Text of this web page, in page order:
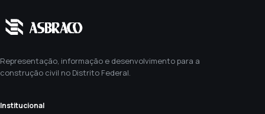
Representação, informação e desenvolvimento para a
construção civil no Distrito Federal.
Institucional